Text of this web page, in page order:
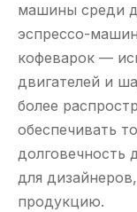
машины среди
эспрессо-
кофеварок —
двигателей и
более
обеспечивать
долговечность
для
продукцию.